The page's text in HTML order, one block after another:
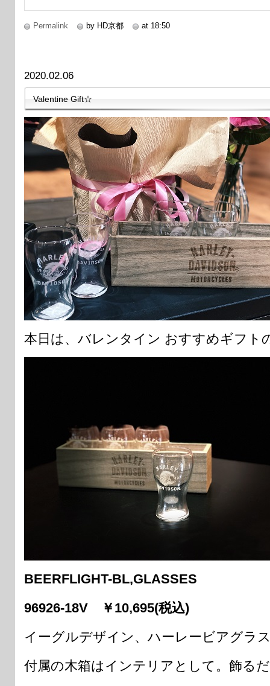
Permalink by HD京都 at 18:50
2020.02.06
Valentine Gift☆
本日は、バレンタイン おすすめギフト
BEERFLIGHT-BL,GLASSES
96926-18V ￥10,695(税込)
イーグルデザイン、ハーレービアグラ
付属の木箱はインテリアとして。飾る